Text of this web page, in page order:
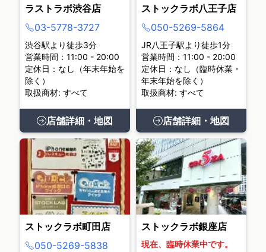
ラストラボ渋谷店
03-5778-3727
渋谷駅より徒歩3分
営業時間：11:00 - 20:00
定休日：なし（年末年始を
除く）
取扱商材: すべて
店舗詳細・地図
ストックラボ八王子店
050-5269-5864
JR八王子駅より徒歩1分
営業時間：11:00 - 20:00
定休日：なし（臨時休業・
年末年始を除く）
取扱商材: すべて
店舗詳細・地図
ストックラボ町田店
050-5269-5838
ストックラボ銀座店
現在、臨時休業中です。